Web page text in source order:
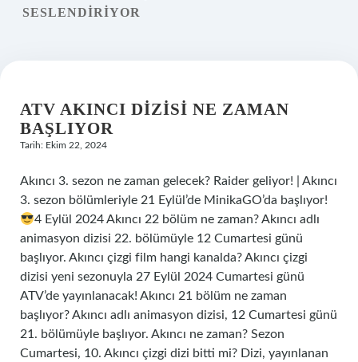
SESLENDIRIYOR
ATV AKINCI DIZISI NE ZAMAN
BAŞLIYOR
Tarih: Ekim 22, 2024
Akıncı 3. sezon ne zaman gelecek? Raider geliyor! | Akıncı
3. sezon bölümleriyle 21 Eylül’de MinikaGO’da başlıyor!
4 Eylül 2024 Akıncı 22 bölüm ne zaman? Akıncı adlı
animasyon dizisi 22. bölümüyle 12 Cumartesi günü
başlıyor. Akıncı çizgi film hangi kanalda? Akıncı çizgi
dizisi yeni sezonuyla 27 Eylül 2024 Cumartesi günü
ATV’de yayınlanacak! Akıncı 21 bölüm ne zaman
başlıyor? Akıncı adlı animasyon dizisi, 12 Cumartesi günü
21. bölümüyle başlıyor. Akıncı ne zaman? Sezon
Cumartesi, 10. Akıncı çizgi dizi bitti mi? Dizi, yayınlanan